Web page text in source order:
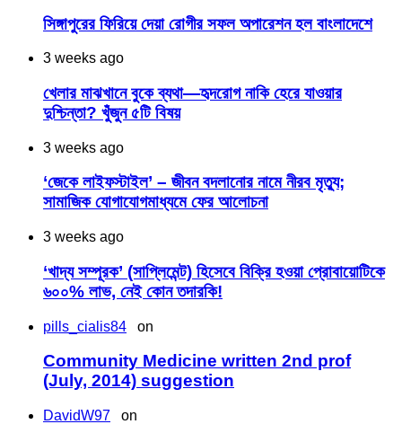
সিঙ্গাপুরের ফিরিয়ে দেয়া রোগীর সফল অপারেশন হল বাংলাদেশে
3 weeks ago
খেলার মাঝখানে বুকে ব্যথা—হৃদরোগ নাকি হেরে যাওয়ার
দুশ্চিন্তা? খুঁজুন ৫টি বিষয়
3 weeks ago
‘জেকে লাইফস্টাইল’ – জীবন বদলানোর নামে নীরব মৃত্যু;
সামাজিক যোগাযোগমাধ্যমে ফের আলোচনা
3 weeks ago
‘খাদ্য সম্পূরক’ (সাপ্লিমেন্ট) হিসেবে বিক্রি হওয়া প্রোবায়োটিকে
৬০০% লাভ, নেই কোন তদারকি!
pills_cialis84 on
Community Medicine written 2nd prof
(July, 2014) suggestion
DavidW97 on